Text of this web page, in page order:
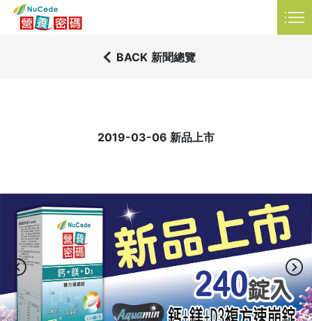
BACK 新聞總覽
2019-03-06 新品上市